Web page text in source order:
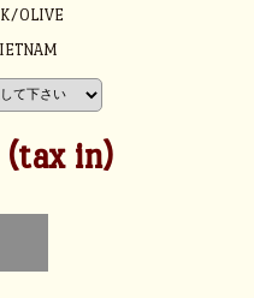
OLIVE
(tax in)